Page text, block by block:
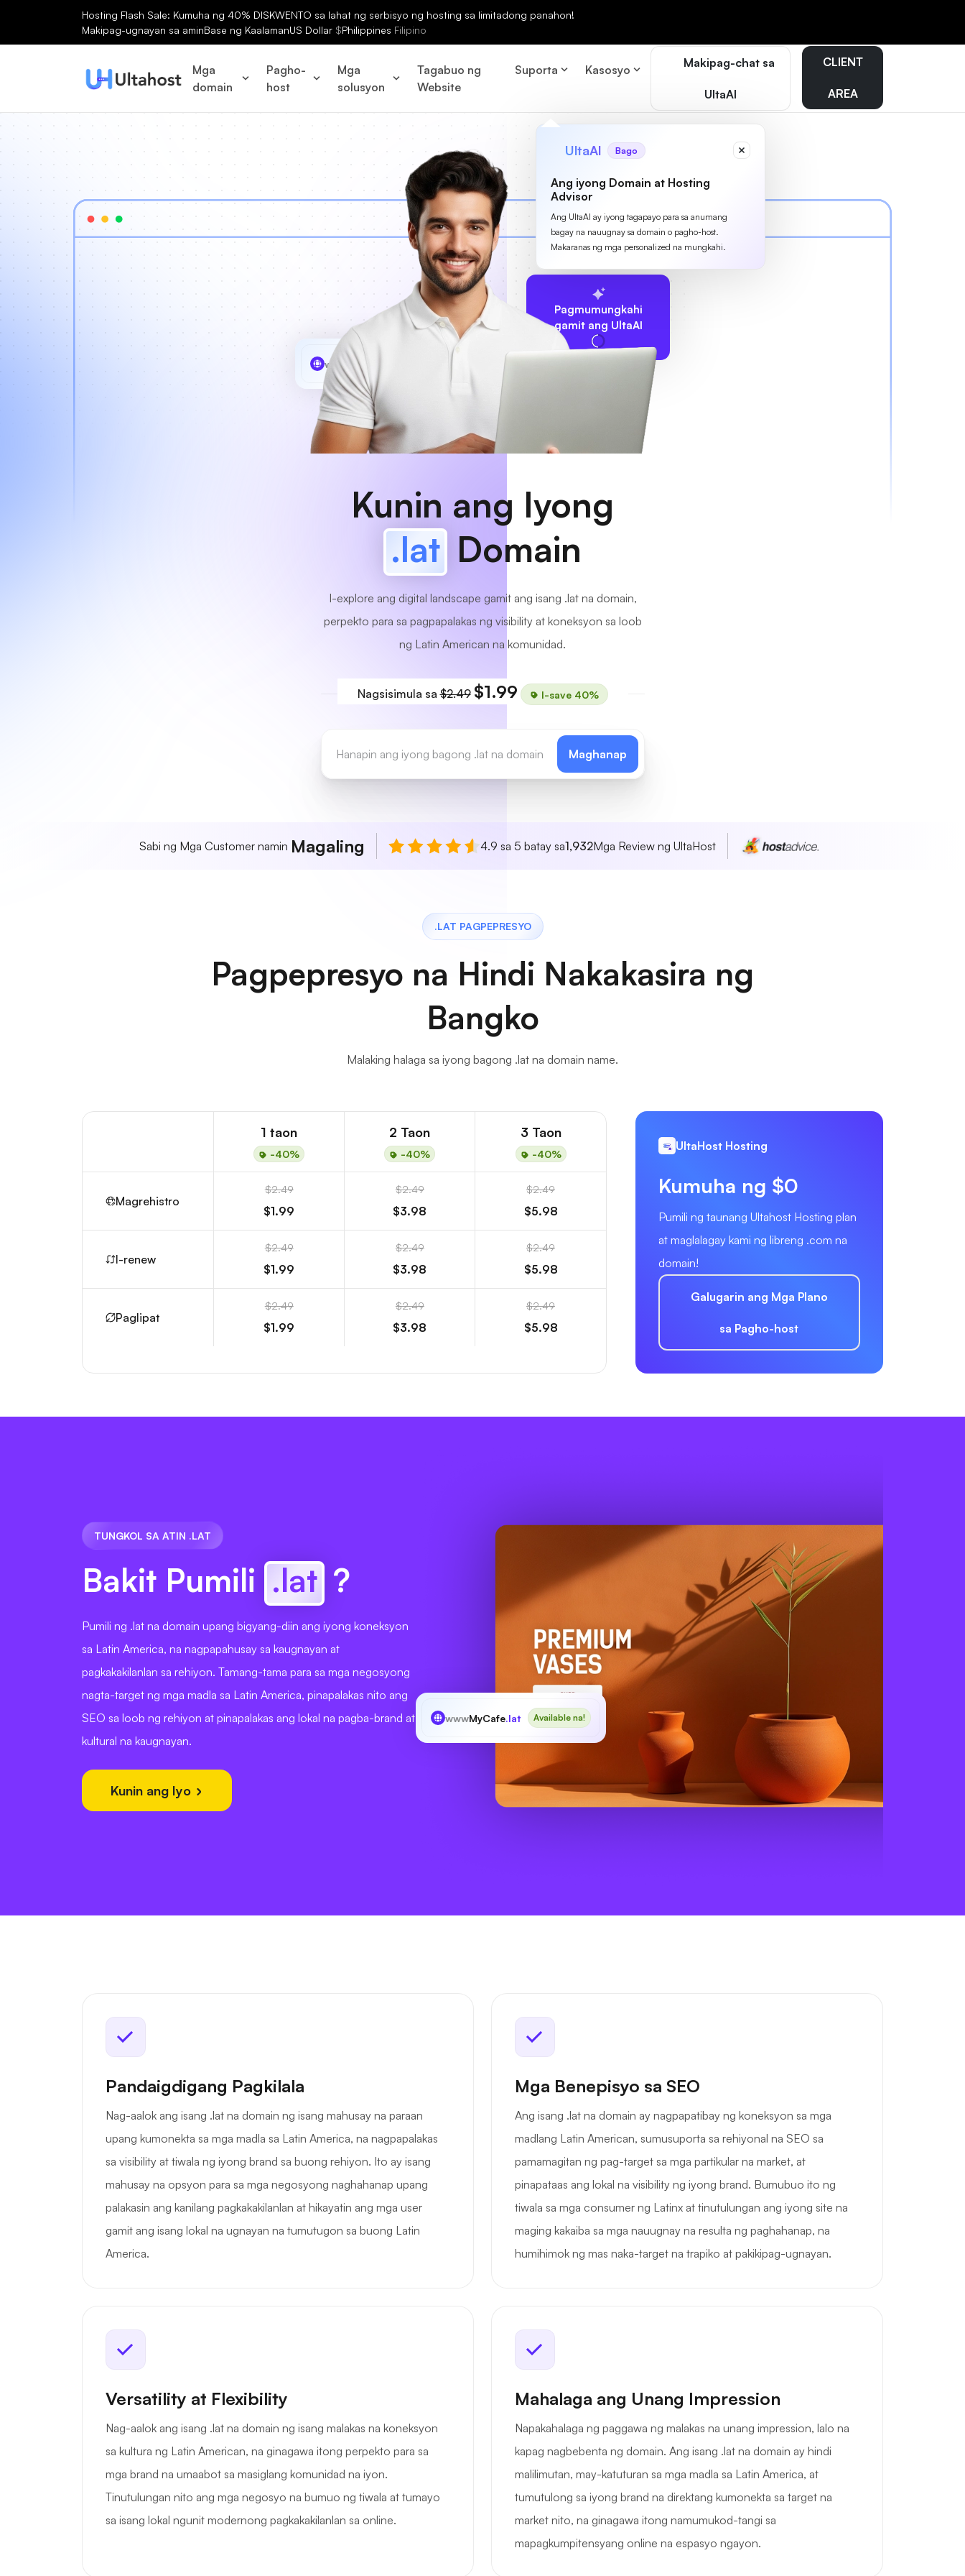
Hosting Flash Sale: Kumuha ng 40% DISKWENTO sa lahat ng serbisyo ng hosting sa limitadong panahon!
Makipag-ugnayan sa aminBase ng KaalamanUS Dollar $Philippines Filipino
Mga
domain
Pagho-
host
Mga
solusyon
Tagabuo ng
Website
Suporta Kasosyo Makipag-chat sa
UltaAI
UltaAI Bago
Ang iyong Domain at Hosting
Advisor
Ang UltaAI ay iyong tagapayo para sa anumang
bagay na nauugnay sa domain o pagho-host.
Makaranas ng mga personalized na mungkahi.
CLIENT
AREA
Pagmumungkahi
gamit ang UltaAI
www MyCafe
Kunin ang Iyong
.lat Domain
I-explore ang digital landscape gamit ang isang .lat na domain,
perpekto para sa pagpapalakas ng visibility at koneksyon sa loob
ng Latin American na komunidad.
Nagsisimula sa$2.49 $1.99 I-save 40%
Maghanap
Sabi ng Mga Customer namin Magaling 4.9 sa 5 batay sa1,932Mga Review ng UltaHost
.LAT PAGPEPRESYO
Pagpepresyo na Hindi Nakakasira ng
Bangko
Malaking halaga sa iyong bagong .lat na domain name.
1 taon
-40%
2 Taon
-40%
3 Taon
-40%
Magrehistro
$2.49
$1.99
$2.49
$3.98
$2.49
$5.98
I-renew
$2.49
$1.99
$2.49
$3.98
$2.49
$5.98
Paglipat
$2.49
$1.99
$2.49
$3.98
$2.49
$5.98
UltaHost Hosting
Kumuha ng $0
Pumili ng taunang Ultahost Hosting plan
at maglalagay kami ng libreng .com na
domain!
Galugarin ang Mga Plano
sa Pagho-host
TUNGKOL SA ATIN .LAT
Bakit Pumili .lat ?
Pumili ng .lat na domain upang bigyang-diin ang iyong koneksyon
sa Latin America, na nagpapahusay sa kaugnayan at
pagkakakilanlan sa rehiyon. Tamang-tama para sa mga negosyong
nagta-target ng mga madla sa Latin America, pinapalakas nito ang
SEO sa loob ng rehiyon at pinapalakas ang lokal na pagba-brand at
kultural na kaugnayan.
Kunin ang Iyo
wwwMyCafe.lat Available na!
Pandaigdigang Pagkilala
Nag-aalok ang isang .lat na domain ng isang mahusay na paraan
upang kumonekta sa mga madla sa Latin America, na nagpapalakas
sa visibility at tiwala ng iyong brand sa buong rehiyon. Ito ay isang
mahusay na opsyon para sa mga negosyong naghahanap upang
palakasin ang kanilang pagkakakilanlan at hikayatin ang mga user
gamit ang isang lokal na ugnayan na tumutugon sa buong Latin
America.
Mga Benepisyo sa SEO
Ang isang .lat na domain ay nagpapatibay ng koneksyon sa mga
madlang Latin American, sumusuporta sa rehiyonal na SEO sa
pamamagitan ng pag-target sa mga partikular na market, at
pinapataas ang lokal na visibility ng iyong brand. Bumubuo ito ng
tiwala sa mga consumer ng Latinx at tinutulungan ang iyong site na
maging kakaiba sa mga nauugnay na resulta ng paghahanap, na
humihimok ng mas naka-target na trapiko at pakikipag-ugnayan.
Versatility at Flexibility
Nag-aalok ang isang .lat na domain ng isang malakas na koneksyon
sa kultura ng Latin American, na ginagawa itong perpekto para sa
mga brand na umaabot sa masiglang komunidad na iyon.
Tinutulungan nito ang mga negosyo na bumuo ng tiwala at tumayo
sa isang lokal ngunit modernong pagkakakilanlan sa online.
Mahalaga ang Unang Impression
Napakahalaga ng paggawa ng malakas na unang impression, lalo na
kapag nagbebenta ng domain. Ang isang .lat na domain ay hindi
malilimutan, may-katuturan sa mga madla sa Latin America, at
tumutulong sa iyong brand na direktang kumonekta sa target na
market nito, na ginagawa itong namumukod-tangi sa
mapagkumpitensyang online na espasyo ngayon.